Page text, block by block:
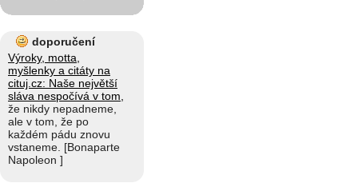
doporučení
Výroky, motta,
myšlenky a citáty na
cituj.cz: Naše největší
sláva nespočívá v tom,
že nikdy nepadneme,
ale v tom, že po
každém pádu znovu
vstaneme. [Bonaparte
Napoleon ]